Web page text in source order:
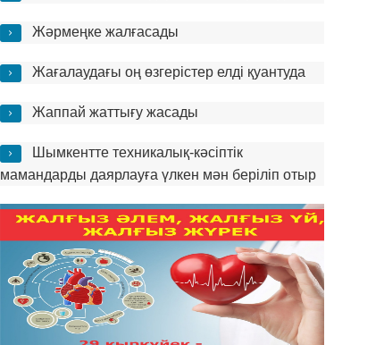
Жәрмеңке жалғасады
Жағалаудағы оң өзгерістер елді қуантуда
Жаппай жаттығу жасады
Шымкентте техникалық-кәсіптік
мамандарды даярлауға үлкен мән беріліп отыр